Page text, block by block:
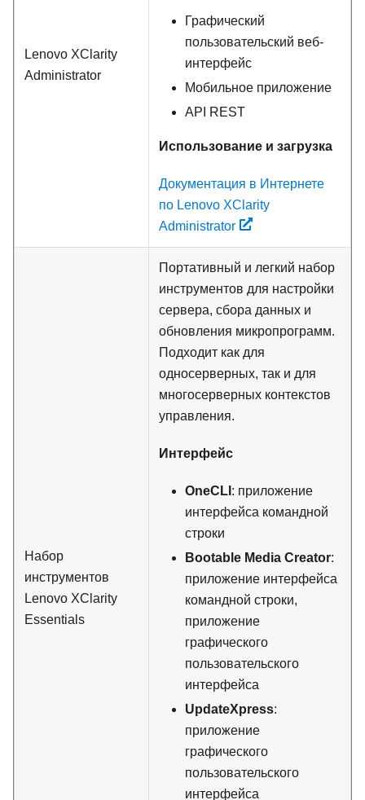
Lenovo XClarity
Administrator
Графический
пользовательский веб-
интерфейс
Мобильное приложение
API REST
Использование и загрузка
Документация в Интернете
по Lenovo XClarity
Administrator
Набор
инструментов
Lenovo XClarity
Essentials
Портативный и легкий набор
инструментов для настройки
сервера, сбора данных и
обновления микропрограмм.
Подходит как для
односерверных, так и для
многосерверных контекстов
управления.
Интерфейс
OneCLI : приложение
интерфейса командной
строки
Bootable Media Creator:
приложение интерфейса
командной строки,
приложение
графического
пользовательского
интерфейса
UpdateXpress:
приложение
графического
пользовательского
интерфейса